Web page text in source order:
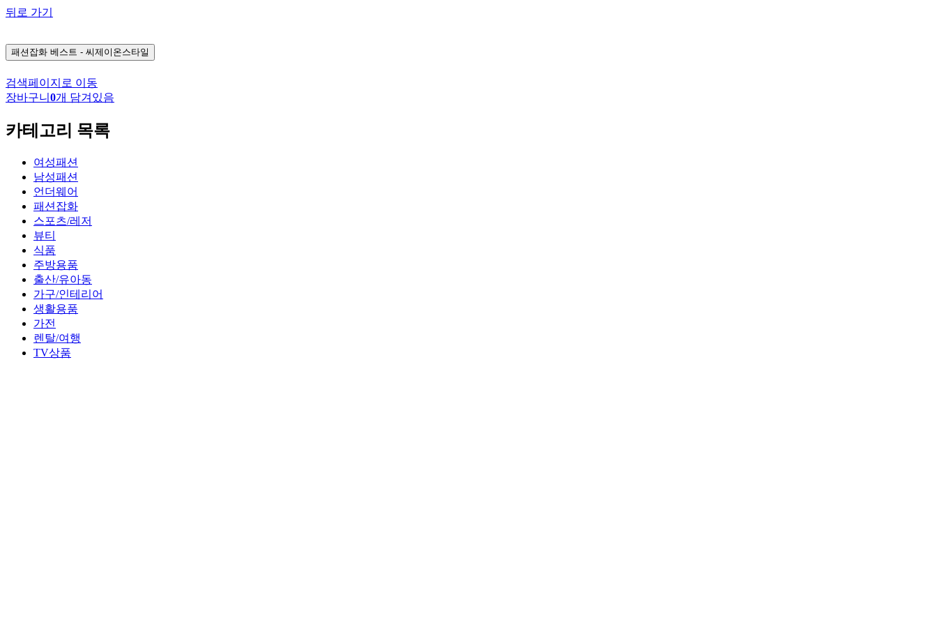
뒤로 가기
패션잡화 베스트 - 씨제이온스타일
검색페이지로 이동
장바구니 0개 담겨있음
카테고리 목록
여성패션
남성패션
언더웨어
패션잡화
스포츠/레저
뷰티
식품
주방용품
출산/유아동
가구/인테리어
생활용품
가전
렌탈/여행
TV상품